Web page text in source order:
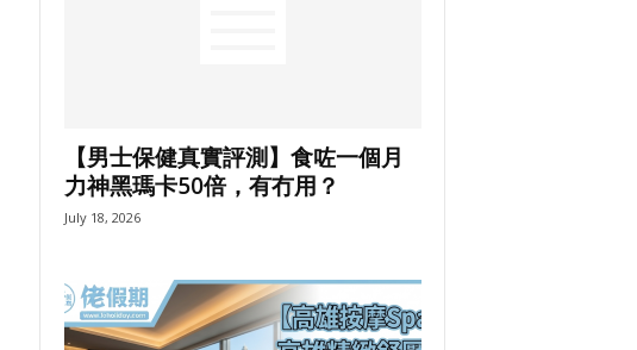
【男士保健真實評測】食咗一個月
力神黑瑪卡50倍，有冇用？
July 18, 2026